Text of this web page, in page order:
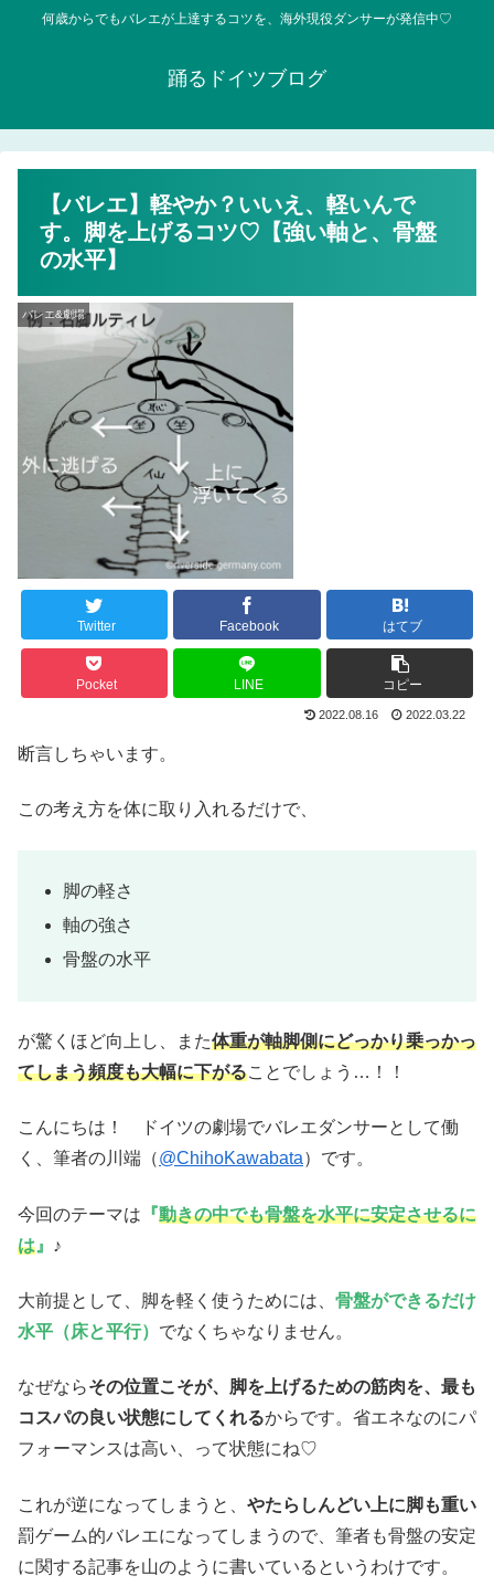
何歳からでもバレエが上達するコツを、海外現役ダンサーが発信中♡
踊るドイツブログ
【バレエ】軽やか？いいえ、軽いんで
す。脚を上げるコツ♡【強い軸と、骨盤
の水平】
バレエ&劇場
Twitter Facebook はてブ
Pocket LINE コピー
2022.08.16 2022.03.22
断言しちゃいます。
この考え方を体に取り入れるだけで、
脚の軽さ
軸の強さ
骨盤の水平
が驚くほど向上し、また体重が軸脚側にどっかり乗っかっ
てしまう頻度も大幅に下がることでしょう…！！
こんにちは！ ドイツの劇場でバレエダンサーとして働
く、筆者の川端（@ChihoKawabata）です。
今回のテーマは 『動きの中でも骨盤を水平に安定させるに
は 』 ♪
大前提として、脚を軽く使うためには、 骨盤ができるだけ
水平（床と平行） でなくちゃなりません。
なぜならその位置こそが、脚を上げるための筋肉を、最も
コスパの良い状態にしてくれるからです。省エネなのにパ
フォーマンスは高い、って状態にね♡
これが逆になってしまうと、 やたらしんどい上に脚も重い
罰ゲーム的バレエになってしまうので、筆者も骨盤の安定
に関する記事を山のように書いているというわけです。